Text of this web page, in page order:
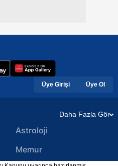
Üye Girişi Üye Ol
Daha Fazla Gör
Astroloji
Memur